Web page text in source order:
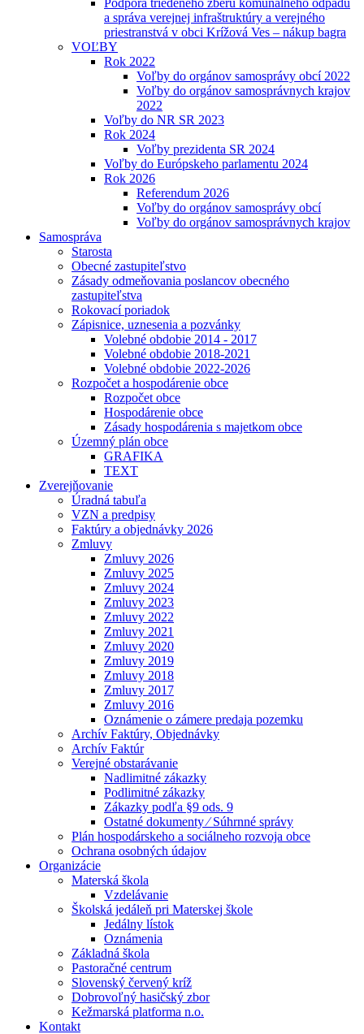
Podpora triedeného zberu komunálneho odpadu
a správa verejnej infraštruktúry a verejného
priestranstvá v obci Krížová Ves – nákup bagra
VOĽBY
Rok 2022
Voľby do orgánov samosprávy obcí 2022
Voľby do orgánov samosprávnych krajov
2022
Voľby do NR SR 2023
Rok 2024
Voľby prezidenta SR 2024
Voľby do Európskeho parlamentu 2024
Rok 2026
Referendum 2026
Voľby do orgánov samosprávy obcí
Voľby do orgánov samosprávnych krajov
Samospráva
Starosta
Obecné zastupiteľstvo
Zásady odmeňovania poslancov obecného
zastupiteľstva
Rokovací poriadok
Zápisnice, uznesenia a pozvánky
Volebné obdobie 2014 - 2017
Volebné obdobie 2018-2021
Volebné obdobie 2022-2026
Rozpočet a hospodárenie obce
Rozpočet obce
Hospodárenie obce
Zásady hospodárenia s majetkom obce
Územný plán obce
GRAFIKA
TEXT
Zverejňovanie
Úradná tabuľa
VZN a predpisy
Faktúry a objednávky 2026
Zmluvy
Zmluvy 2026
Zmluvy 2025
Zmluvy 2024
Zmluvy 2023
Zmluvy 2022
Zmluvy 2021
Zmluvy 2020
Zmluvy 2019
Zmluvy 2018
Zmluvy 2017
Zmluvy 2016
Oznámenie o zámere predaja pozemku
Archív Faktúry, Objednávky
Archív Faktúr
Verejné obstarávanie
Nadlimitné zákazky
Podlimitné zákazky
Zákazky podľa §9 ods. 9
Ostatné dokumenty ⁄ Súhrnné správy
Plán hospodárskeho a sociálneho rozvoja obce
Ochrana osobných údajov
Organizácie
Materská škola
Vzdelávanie
Školská jedáleň pri Materskej škole
Jedálny lístok
Oznámenia
Základná škola
Pastoračné centrum
Slovenský červený kríž
Dobrovoľný hasičský zbor
Kežmarská platforma n.o.
Kontakt